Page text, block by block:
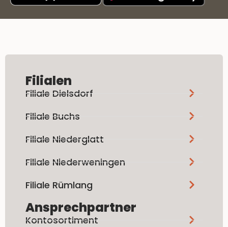
Filialen
Filiale Dielsdorf
Filiale Buchs
Filiale Niederglatt
Filiale Niederweningen
Filiale Rümlang
Ansprechpartner
Kontosortiment